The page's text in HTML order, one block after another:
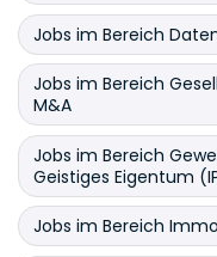
Jobs im Bereich
Jobs im Bereich
M&A
Jobs im Bereich
Geistiges Eigentum
Jobs im Bereich